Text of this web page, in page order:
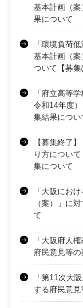
基本計画（
果について
「環境負荷
基本計画（
ついて【募集
「府立高等
令和14年度
集結果につい
【募集終了
り方につい
集について
「大阪にお
（案）」に
て
「大阪府人
府民意見等
「第11次大
する府民意